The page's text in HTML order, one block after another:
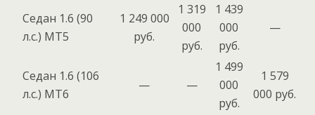
Седан 1.6 (90
л.с.) MT5
1 249 000
руб.
1 319
000
руб.
1 439
000
руб.
—
Седан 1.6 (106
л.с.) МТ6
— —
1 499
000
руб.
1 579
000 руб.